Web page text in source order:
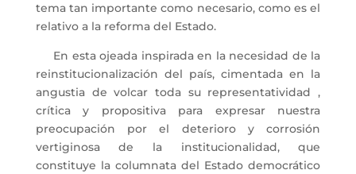
tema tan importante como necesario, como es el
relativo a la reforma del Estado.
En esta ojeada inspirada en la necesidad de la
reinstitucionalización del país, cimentada en la
angustia de volcar toda su representatividad ,
crítica y propositiva para expresar nuestra
preocupación por el deterioro y corrosión
vertiginosa de la institucionalidad, que
constituye la columnata del Estado democrático